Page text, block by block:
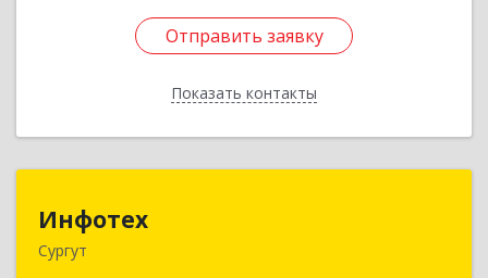
Отправить заявку
Показать контакты
Отправить заявку
Назад
Инфотех
Сургут
628400, Ханты-Мансийский Автономный округ